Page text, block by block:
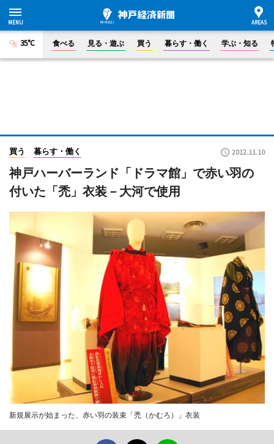
35°C 食べる 見る・遊ぶ 買う 暮らす・働く 学ぶ・知る
買う 暮らす・働く 2012.11.10
神戸ハーバーランド「ドラマ館」で赤い羽の
付いた「禿」衣装－大河で使用
新規展示が始まった、赤い羽の装束「禿（かむろ）」衣装